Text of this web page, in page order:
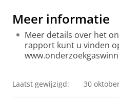
Meer informatie
Meer details over het
rapport kunt u vinden
Laatst gewijzigd: 30